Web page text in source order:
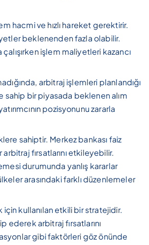
hacmi ve hızlı hareket gerektirir.
beklenenden fazla olabilir.
işlem maliyetleri kazancı
arbitraj işlemleri planlandığı
bir piyasada beklenen alım
pozisyonunu zararla
sahiptir. Merkez bankası faiz
fırsatlarını etkileyebilir.
durumunda yanlış kararlar
arasındaki farklı düzenlemeler
kullanılan etkili bir stratejidir.
ederek arbitraj fırsatlarını
gibi faktörleri göz önünde